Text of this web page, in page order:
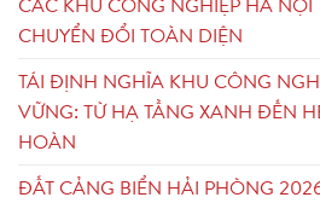
CHUYỂN ĐỔI TOÀN DIỆN
TÁI ĐỊNH NGHĨA KHU CÔNG
VỮNG: TỪ HẠ TẦNG XANH ĐẾN
HOÀN
ĐẤT CẢNG BIỂN HẢI PHÒNG